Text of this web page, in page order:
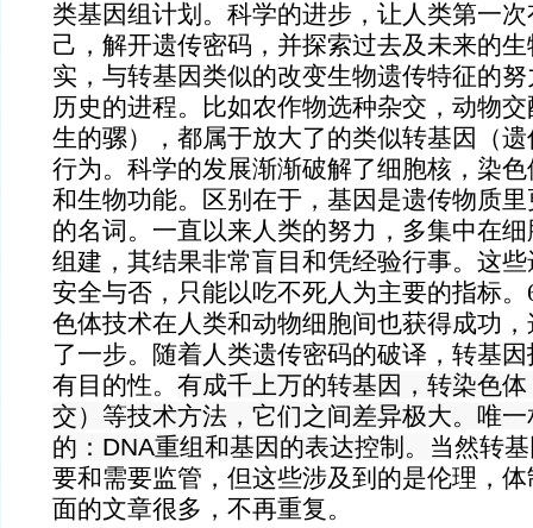
类基因组计划。科学的进步，让人类第一
己，解开遗传密码，并探索过去及未来的
实，与转基因类似的改变生物遗传特征的
历史的进程。比如农作物选种杂交，动物
生的骡），都属于放大了的类似转基因（
行为。科学的发展渐渐破解了细胞核，染
和生物功能。区别在于，基因是遗传物质
的名词。一直以来人类的努力，多集中在
组建，其结果非常盲目和凭经验行事。这
安全与否，只能以吃不死人为主要的指标
色体技术在人类和动物细胞间也获得成功
了一步。随着人类遗传密码的破译，转基
有目的性。 有成千上万的转基因，转染色
交）等技术方法，它们之间差异极大。唯
的：DNA重组和基因的表达控制。
当然转
要和需要监管，但这些涉及到的是伦理，
面的文章很多，不再重复。